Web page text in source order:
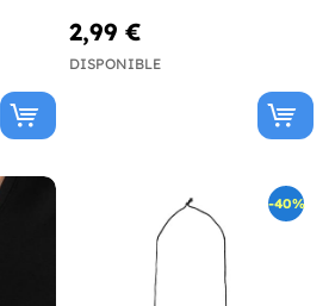
2,99 €
DISPONIBLE
-40%